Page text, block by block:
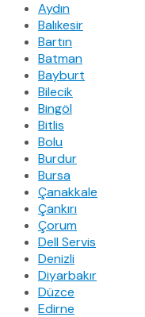
Aydın
Balıkesir
Bartın
Batman
Bayburt
Bilecik
Bingöl
Bitlis
Bolu
Burdur
Bursa
Çanakkale
Çankırı
Çorum
Dell Servis
Denizli
Diyarbakır
Düzce
Edirne